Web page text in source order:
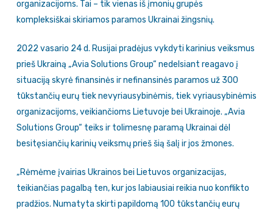
organizacijoms. Tai – tik vienas iš įmonių grupės
kompleksiškai skiriamos paramos Ukrainai žingsnių.
2022 vasario 24 d. Rusijai pradėjus vykdyti karinius veiksmus
prieš Ukrainą „Avia Solutions Group“ nedelsiant reagavo į
situaciją skyrė finansinės ir nefinansinės paramos už 300
tūkstančių eurų tiek nevyriausybinėmis, tiek vyriausybinėmis
organizacijoms, veikiančioms Lietuvoje bei Ukrainoje. „Avia
Solutions Group“ teiks ir tolimesnę paramą Ukrainai dėl
besitęsiančių karinių veiksmų prieš šią šalį ir jos žmones.
„Rėmėme įvairias Ukrainos bei Lietuvos organizacijas,
teikiančias pagalbą ten, kur jos labiausiai reikia nuo konflikto
pradžios. Numatyta skirti papildomą 100 tūkstančių eurų